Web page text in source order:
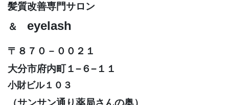
髪質改善専門サロン
＆ eyelash
〒８７０－００２１
大分市府内町１−６−１１
小財ビル１０３
（サンサン通り薬局さんの奥）